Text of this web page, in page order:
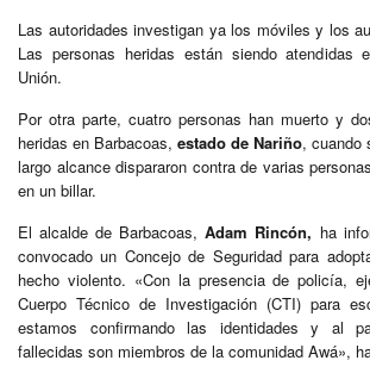
Las autoridades investigan ya los móviles y los
Las personas heridas están siendo atendidas
Unión.
Por otra parte, cuatro personas han muerto y
heridas en Barbacoas, estado de Nariño, cuando
largo alcance dispararon contra de varias
en un billar.
El alcalde de Barbacoas,Adam Rincón, ha
convocado un Concejo de Seguridad para
hecho violento. «Con la presencia de policía,
Cuerpo Técnico de Investigación (CTI) para
estamos confirmando las identidades y al
fallecidas son miembros de la comunidad Awá»,